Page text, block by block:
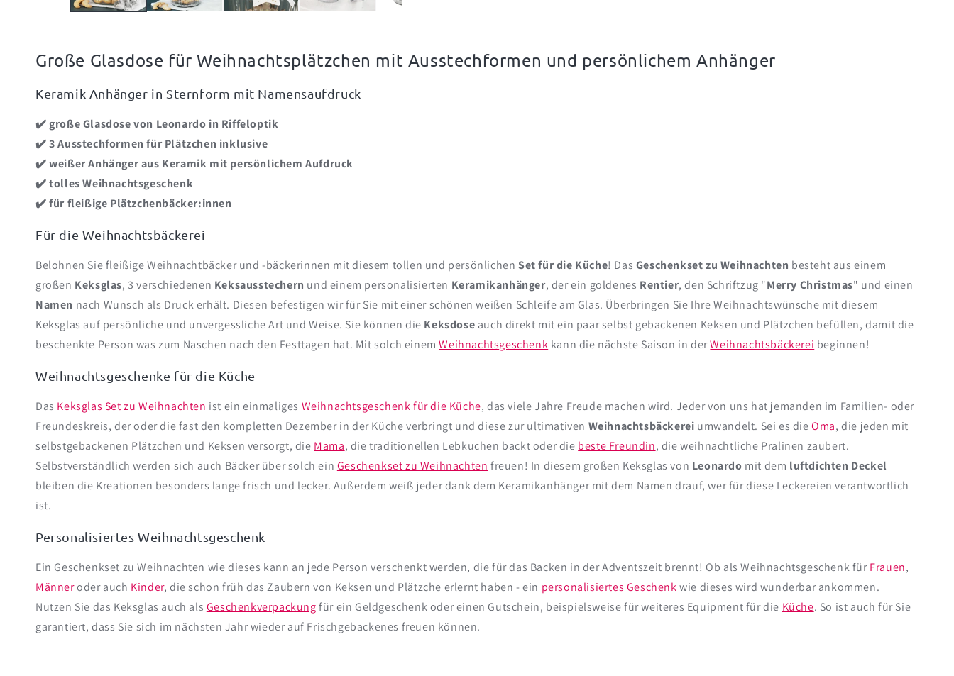
Große Glasdose für Weihnachtsplätzchen mit Ausstechformen und persönlichem Anhänger
Keramik Anhänger in Sternform mit Namensaufdruck
✔️ große Glasdose von Leonardo in Riffeloptik
✔️ 3 Ausstechformen für Plätzchen inklusive
✔️ weißer Anhänger aus Keramik mit persönlichem Aufdruck
✔️ tolles Weihnachtsgeschenk
✔️ für fleißige Plätzchenbäcker:innen
Für die Weihnachtsbäckerei
Belohnen Sie fleißige Weihnachtbäcker und -bäckerinnen mit diesem tollen und persönlichen Set für die Küche! Das Geschenkset zu Weihnachten besteht aus einem
großen Keksglas, 3 verschiedenen Keksausstechern und einem personalisierten Keramikanhänger, der ein goldenes Rentier, den Schriftzug "Merry Christmas" und einen
Namen nach Wunsch als Druck erhält. Diesen befestigen wir für Sie mit einer schönen weißen Schleife am Glas. Überbringen Sie Ihre Weihnachtswünsche mit diesem
Keksglas auf persönliche und unvergessliche Art und Weise. Sie können die Keksdose auch direkt mit ein paar selbst gebackenen Keksen und Plätzchen befüllen, damit die
beschenkte Person was zum Naschen nach den Festtagen hat. Mit solch einemWeihnachtsgeschenk kann die nächste Saison in derWeihnachtsbäckerei beginnen!
Weihnachtsgeschenke für die Küche
Das Keksglas Set zu Weihnachten ist ein einmaliges Weihnachtsgeschenk für die Küche, das viele Jahre Freude machen wird. Jeder von uns hat jemanden im Familien- oder
Freundeskreis, der oder die fast den kompletten Dezember in der Küche verbringt und diese zur ultimativen Weihnachtsbäckerei umwandelt. Sei es dieOma, die jeden mit
selbstgebackenen Plätzchen und Keksen versorgt, die Mama, die traditionellen Lebkuchen backt oder die beste Freundin, die weihnachtliche Pralinen zaubert.
Selbstverständlich werden sich auch Bäcker über solch ein Geschenkset zu Weihnachten freuen! In diesem großen Keksglas von Leonardo mit dem luftdichten Deckel
bleiben die Kreationen besonders lange frisch und lecker. Außerdem weiß jeder dank dem Keramikanhänger mit dem Namen drauf, wer für diese Leckereien verantwortlich
ist.
Personalisiertes Weihnachtsgeschenk
Ein Geschenkset zu Weihnachten wie dieses kann an jede Person verschenkt werden, die für das Backen in der Adventszeit brennt! Ob als Weihnachtsgeschenk fürFrauen,
Männeroder auch Kinder, die schon früh das Zaubern von Keksen und Plätzche erlernt haben - ein personalisiertes Geschenkwie dieses wird wunderbar ankommen.
Nutzen Sie das Keksglas auch als Geschenkverpackungfür ein Geldgeschenk oder einen Gutschein, beispielsweise für weiteres Equipment für die Küche. So ist auch für Sie
garantiert, dass Sie sich im nächsten Jahr wieder auf Frischgebackenes freuen können.